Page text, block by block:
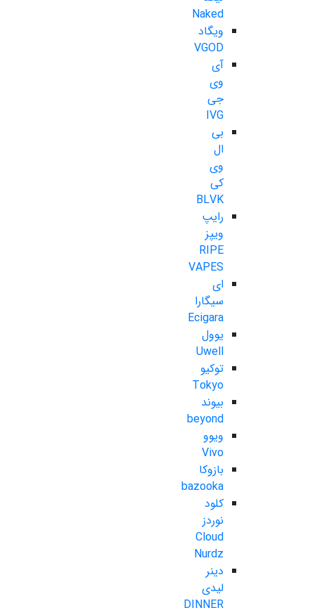
Naked
ویگاد
VGOD
آی
وی
جی
IVG
بی
ال
وی
کی
BLVK
رایپ
ویپز
RIPE
VAPES
ای
سیگارا
Ecigara
یوول
Uwell
توکیو
Tokyo
بیوند
beyond
ویوو
Vivo
بازوکا
bazooka
کلود
نوردز
Cloud
Nurdz
دینر
لیدی